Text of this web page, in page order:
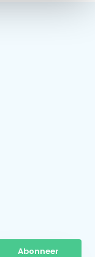
Abonneer